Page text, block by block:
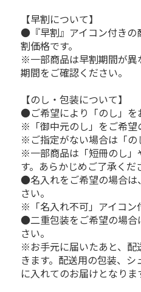
【早割について】
●『早割』アイコン付きの
割価格です。
※一部商品は早割期間が異
期間をご確認ください。
【のし・包装について】
●ご希望により「のし」を
※「御中元のし」をご希望
※ご指定がない場合は「の
※一部商品は「短冊のし」
す。あらかじめご了承くだ
●名入れをご希望の場合は
さい。
※「名入れ不可」アイコン
●二重包装をご希望の場合
さい。
※お手元に届いたあと、配
きます。配送用の包装、
に入れてのお届けとなりま